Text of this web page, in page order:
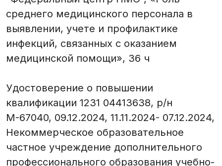
среднего медицинского персонала в
выявлении, учете и профилактике
инфекций, связанных с оказанием
медицинской помощи», 36 ч
Удостоверение о повышении
квалификации 1231 04413638, р/н
М-67040, 09.12.2024, 11.11.2024- 07.12.2024,
Некоммерческое образовательное
частное учреждение дополнительного
профессионального образования учебно-